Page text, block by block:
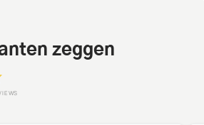
zeggen